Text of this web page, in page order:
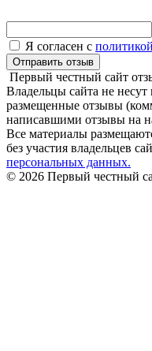
Я согласен с
Отправить отзыв
Первый честный сайт
Владельцы сайта не несут
размещенные отзывы
написавшими отзывы на
Все материалы
без участия владельцев
персональных данных.
© 2026 Первый честный